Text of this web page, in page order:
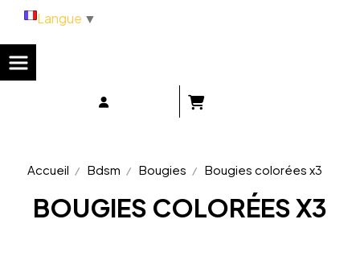
Accueil Bdsm Bougies Bougies colorées x3
BOUGIES COLORÉES X3
Langue ▼